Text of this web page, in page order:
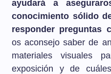
ayudará a
conocimiento sólido
responder preguntas
os aconsejo saber de
materiales visuales
exposición y de